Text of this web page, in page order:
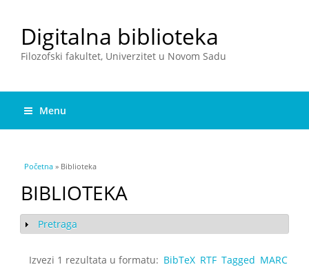
Digitalna biblioteka
Filozofski fakultet, Univerzitet u Novom Sadu
Menu
You are here
Početna » Biblioteka
BIBLIOTEKA
Show
Pretraga
Izvezi 1 rezultata u formatu: BibTeX RTF Tagged MARC